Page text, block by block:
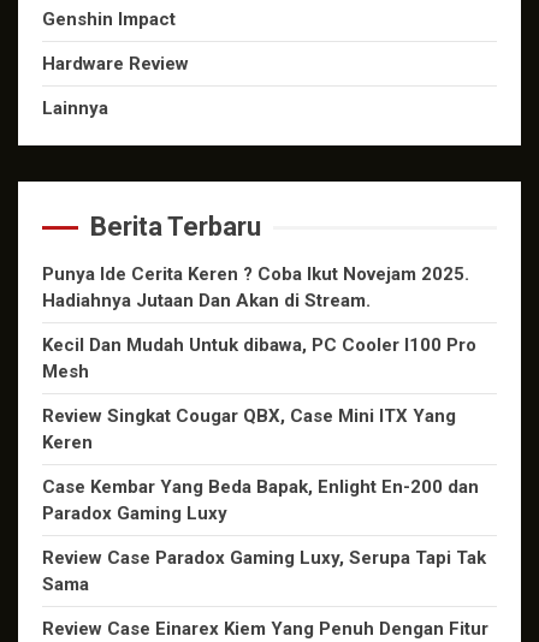
Genshin Impact
Hardware Review
Lainnya
Berita Terbaru
Punya Ide Cerita Keren ? Coba Ikut Novejam 2025.
Hadiahnya Jutaan Dan Akan di Stream.
Kecil Dan Mudah Untuk dibawa, PC Cooler I100 Pro
Mesh
Review Singkat Cougar QBX, Case Mini ITX Yang
Keren
Case Kembar Yang Beda Bapak, Enlight En-200 dan
Paradox Gaming Luxy
Review Case Paradox Gaming Luxy, Serupa Tapi Tak
Sama
Review Case Einarex Kiem Yang Penuh Dengan Fitur